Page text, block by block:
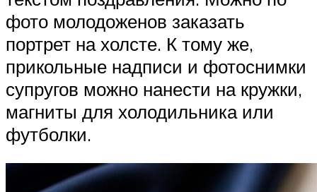
фото молодоженов заказать
портрет на холсте. К тому же,
прикольные надписи и фотоснимки
супругов можно нанести на кружки,
магниты для холодильника или
футболки.